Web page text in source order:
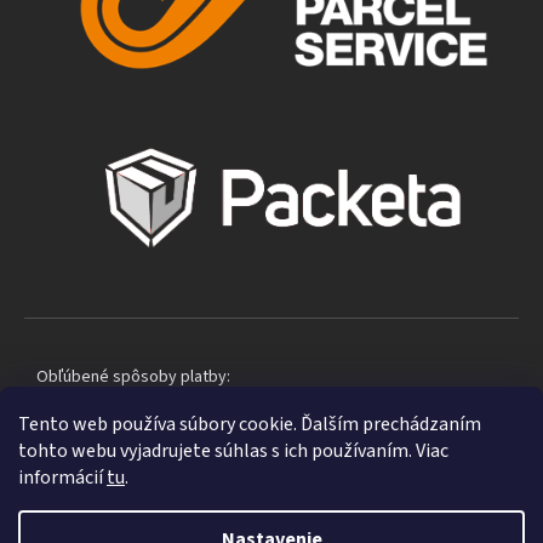
Tento web používa súbory cookie. Ďalším prechádzaním
tohto webu vyjadrujete súhlas s ich používaním. Viac
informáciítu.
Obľúbené spôsoby platby: